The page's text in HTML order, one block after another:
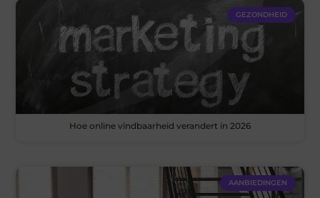
GEZONDHEID
Hoe online vindbaarheid verandert in 2026
AANBIEDINGEN